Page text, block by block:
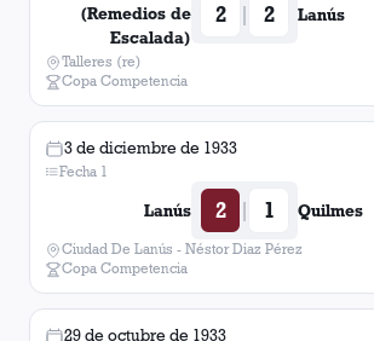
(Remedios de
Escalada)
2 | 2 Lanús
Talleres (re)
Copa Competencia
3 de diciembre de 1933
Fecha 1
Lanús 2 | 1 Quilmes
Ciudad De Lanús - Néstor Diaz Pérez
Copa Competencia
29 de octubre de 1933